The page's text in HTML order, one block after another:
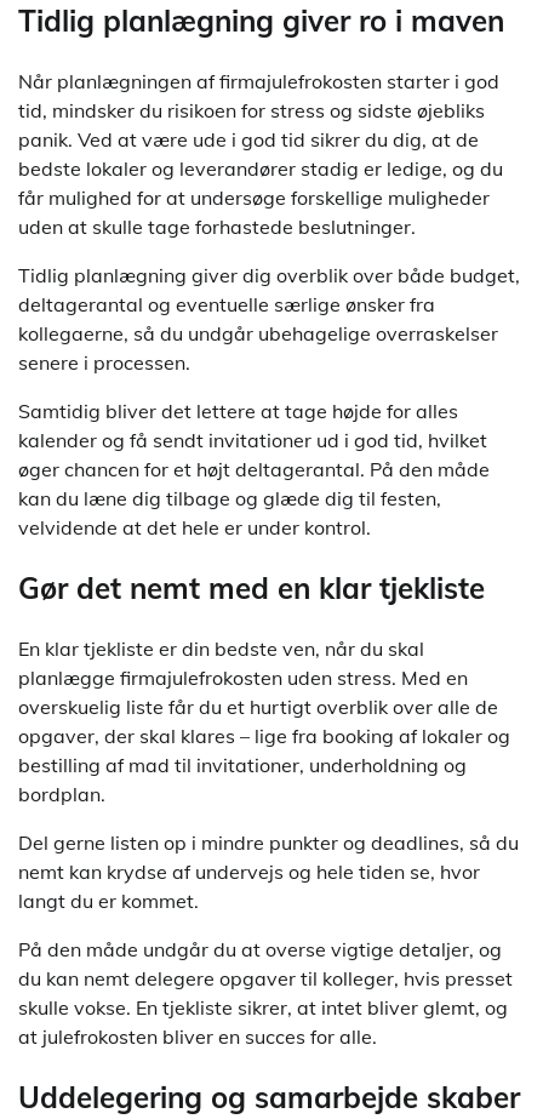
Tidlig planlægning giver ro i maven
Når planlægningen af firmajulefrokosten starter i god
tid, mindsker du risikoen for stress og sidste øjebliks
panik. Ved at være ude i god tid sikrer du dig, at de
bedste lokaler og leverandører stadig er ledige, og du
får mulighed for at undersøge forskellige muligheder
uden at skulle tage forhastede beslutninger.
Tidlig planlægning giver dig overblik over både budget,
deltagerantal og eventuelle særlige ønsker fra
kollegaerne, så du undgår ubehagelige overraskelser
senere i processen.
Samtidig bliver det lettere at tage højde for alles
kalender og få sendt invitationer ud i god tid, hvilket
øger chancen for et højt deltagerantal. På den måde
kan du læne dig tilbage og glæde dig til festen,
velvidende at det hele er under kontrol.
Gør det nemt med en klar tjekliste
En klar tjekliste er din bedste ven, når du skal
planlægge firmajulefrokosten uden stress. Med en
overskuelig liste får du et hurtigt overblik over alle de
opgaver, der skal klares – lige fra booking af lokaler og
bestilling af mad til invitationer, underholdning og
bordplan.
Del gerne listen op i mindre punkter og deadlines, så du
nemt kan krydse af undervejs og hele tiden se, hvor
langt du er kommet.
På den måde undgår du at overse vigtige detaljer, og
du kan nemt delegere opgaver til kolleger, hvis presset
skulle vokse. En tjekliste sikrer, at intet bliver glemt, og
at julefrokosten bliver en succes for alle.
Uddelegering og samarbejde skaber